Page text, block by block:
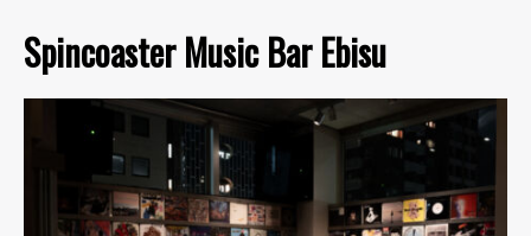
Spincoaster Music Bar Ebisu